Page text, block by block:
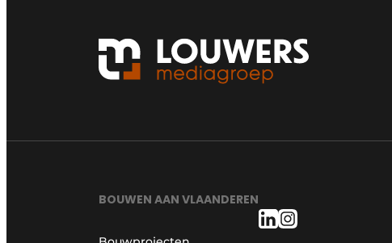
BOUWEN AAN VLAANDEREN